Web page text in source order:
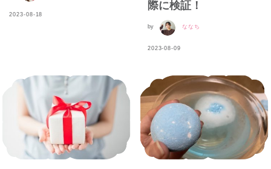
2023-08-18
際に検証！
by ななち
2023-08-09